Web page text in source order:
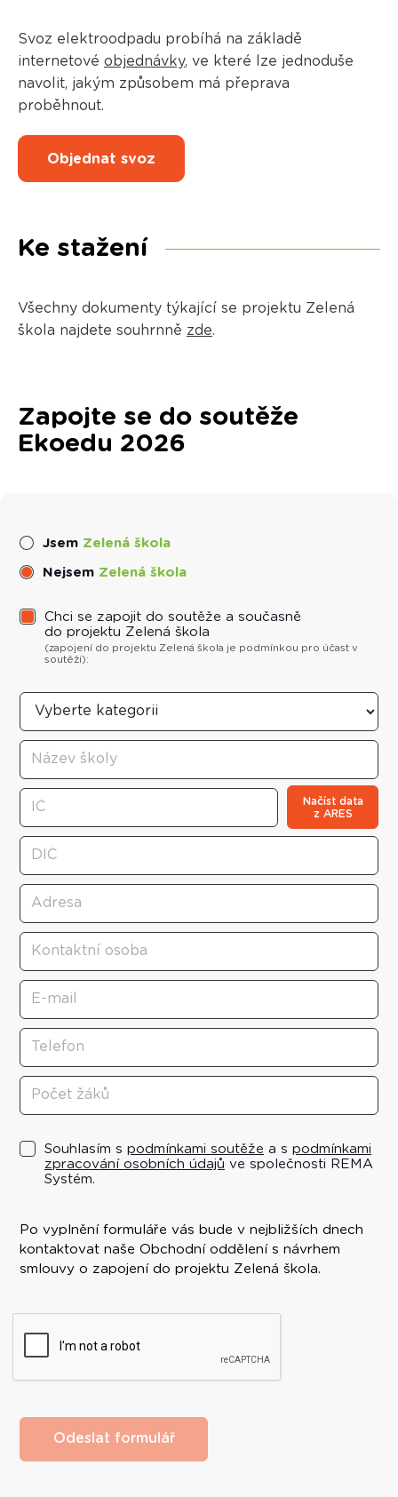
Svoz elektroodpadu probíhá na základě
internetové objednávky, ve které lze jednoduše
navolit, jakým způsobem má přeprava
proběhnout.
Objednat svoz
Ke stažení
Všechny dokumenty týkající se projektu Zelená
škola najdete souhrnně zde.
Zapojte se do soutěže
Ekoedu 2026
Jsem Zelená škola
Nejsem Zelená škola
Chci se zapojit do soutěže a současně
do projektu Zelená škola
(zapojení do projektu Zelená škola je podmínkou pro účast v
soutěži):
Načíst data
z ARES
Souhlasím s podmínkami soutěže a s podmínkami
zpracování osobních údajů ve společnosti REMA
Systém.
Po vyplnění formuláře vás bude v nejbližších dnech
kontaktovat naše Obchodní oddělení s návrhem
smlouvy o zapojení do projektu Zelená škola.
Odeslat formulář